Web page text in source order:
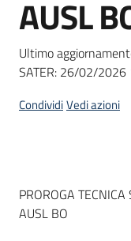
Supporto
Piattaforme
telematiche
English
AUSL
Ultimo
SATER: 26/02/2026
CondividiVedi azioni
Dati del
PROROGA
AUSL BO